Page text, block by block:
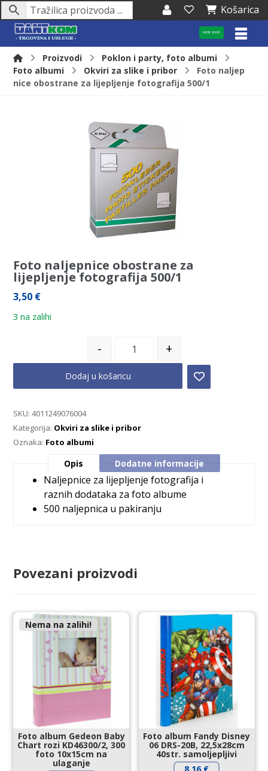
Košarica
WEB SHOP
Proizvodi
Poklon i party, foto albumi
Foto albumi
Okviri za slike i pribor
Foto naljep
nice obostrane za lijepljenje fotografija 500/1
Foto naljepnice obostrane za
lijepljenje fotografija 500/1
3,50 €
3 na zalihi
- +
Dodaj u košaricu
SKU:4011249076004
Kategorija: Okviri za slike i pribor
Oznaka: Foto albumi
Opis Dodatne informacije
Naljepnice za lijepljenje fotografija i
raznih dodataka za foto albume
500 naljepnica u pakiranju
Povezani proizvodi
Nema na zalihi!
Foto album Gedeon Baby
Chart rozi KD46300/2, 300
foto 10x15cm na
ulaganje
Foto album Fandy Disney
06 DRS-20B, 22,5x28cm
40str. samoljepljivi
8,16 €